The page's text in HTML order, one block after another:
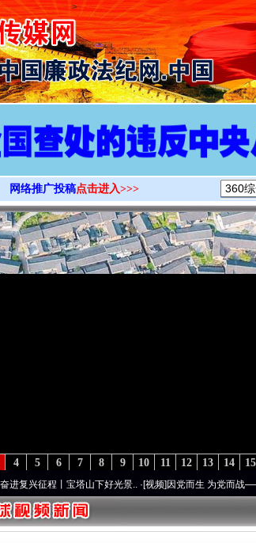
>
网络推广投稿点击进入>>>
15
14
13
12
11
10
9
8
7
6
5
4
山下好光景.. ·[视频]因党而生 为党而战——百年“纪”事⑧加